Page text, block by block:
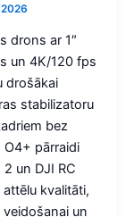
drons ar 1″
un 4K/120 fps
drošākai
stabilizatoru
bez
O4+ pārraidi
un DJI RC
kvalitāti,
un